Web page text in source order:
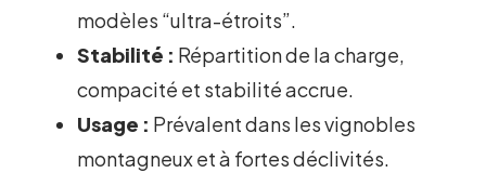
modèles “ultra-étroits”.
Stabilité : Répartition de la charge,
compacité et stabilité accrue.
Usage : Prévalent dans les vignobles
montagneux et à fortes déclivités.